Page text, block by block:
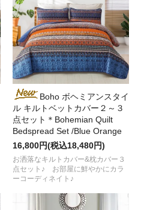
Boho ボヘミアンスタイ
ル キルトベットカバー２～３
点セット＊Bohemian Quilt
Bedspread Set /Blue Orange
16,800円(税込18,480円)
お洒落なキルトカバー&枕カバー３
点セット♪ お部屋に鮮やかにカラ
ーコーディネイト♪